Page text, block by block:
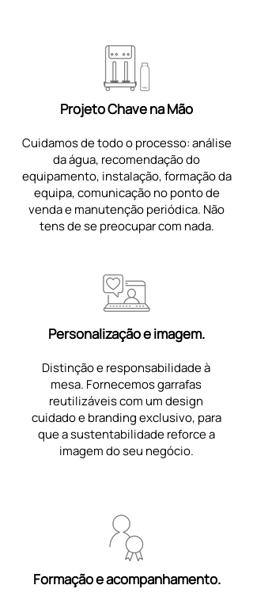
Projeto Chave na Mão
Cuidamos de todo o processo: análise
da água, recomendação do
equipamento, instalação, formação da
equipa, comunicação no ponto de
venda e manutenção periódica. Não
tens de se preocupar com nada.
Personalização e imagem.
Distinção e responsabilidade à
mesa. Fornecemos garrafas
reutilizáveis com um design
cuidado e branding exclusivo, para
que a sustentabilidade reforce a
imagem do seu negócio.
Formação e acompanhamento.